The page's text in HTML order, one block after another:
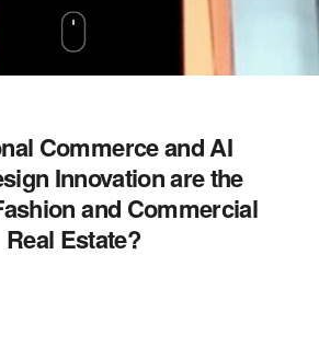
Commerce and AI
Innovation are the
and Commercial
Real Estate?